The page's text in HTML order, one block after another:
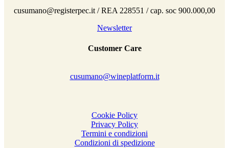
cusumano@registerpec.it / REA 228551 / cap. soc 900.000,00
Newsletter
Customer Care
cusumano@wineplatform.it
Cookie Policy
Privacy Policy
Termini e condizioni
Condizioni di spedizione